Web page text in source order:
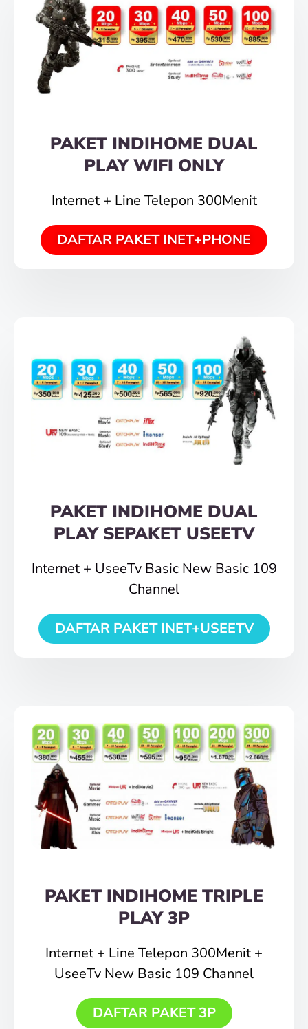
PAKET INDIHOME DUAL
PLAY WIFI ONLY
Internet + Line Telepon 300Menit
DAFTAR PAKET INET+PHONE
PAKET INDIHOME DUAL
PLAY SEPAKET USEETV
Internet + UseeTv Basic New Basic 109
Channel
DAFTAR PAKET INET+USEETV
PAKET INDIHOME TRIPLE
PLAY 3P
Internet + Line Telepon 300Menit +
UseeTv New Basic 109 Channel
DAFTAR PAKET 3P